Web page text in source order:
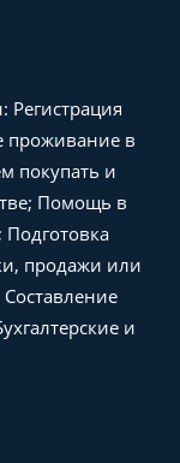
Регистрация
проживание в
покупать и
Помощь в
продажи или
и